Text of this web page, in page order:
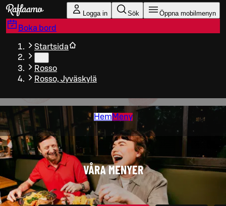
Gå till huvudinnehållet
Logga in Sök Öppna mobilmenyn
Boka bord
Startsida
Rosso
Rosso, Jyväskylä
Hem Meny
VÅRA MENYER